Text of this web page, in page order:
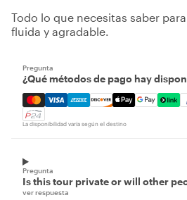
Todo lo que necesitas saber
fluida y agradable.
Pregunta
¿Qué métodos de pago hay
Mastercard, Visa, Amex,
La disponibilidad varía según el destino
Pregunta
Is this tour private or will other
ver respuesta